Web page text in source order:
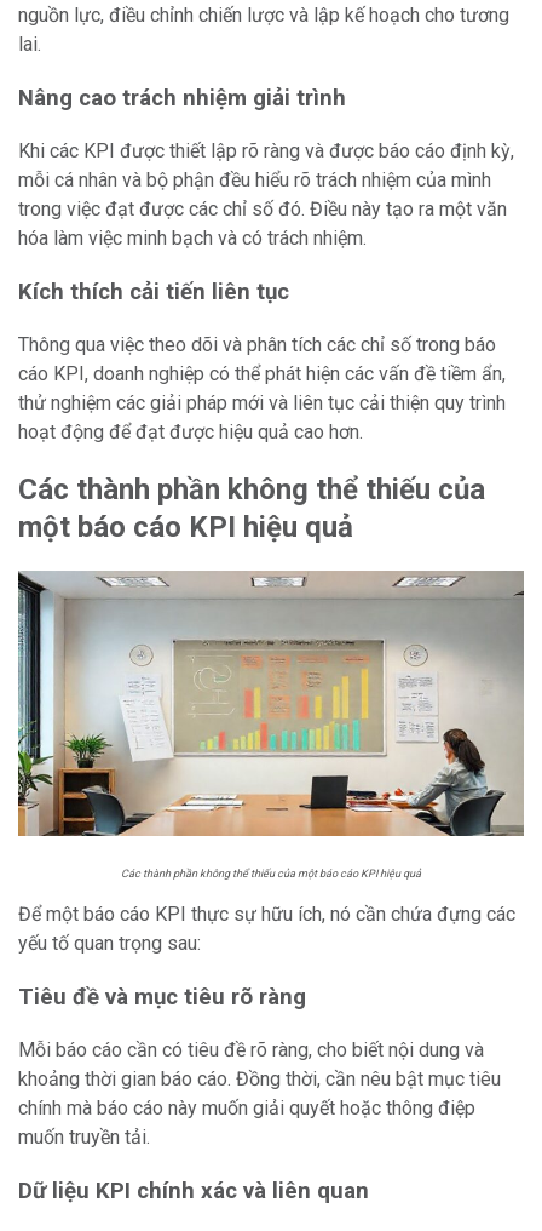
nguồn lực, điều chỉnh chiến lược và lập kế hoạch cho tương
lai.
Nâng cao trách nhiệm giải trình
Khi các KPI được thiết lập rõ ràng và được báo cáo định kỳ,
mỗi cá nhân và bộ phận đều hiểu rõ trách nhiệm của mình
trong việc đạt được các chỉ số đó. Điều này tạo ra một văn
hóa làm việc minh bạch và có trách nhiệm.
Kích thích cải tiến liên tục
Thông qua việc theo dõi và phân tích các chỉ số trong báo
cáo KPI, doanh nghiệp có thể phát hiện các vấn đề tiềm ẩn,
thử nghiệm các giải pháp mới và liên tục cải thiện quy trình
hoạt động để đạt được hiệu quả cao hơn.
Các thành phần không thể thiếu của
một báo cáo KPI hiệu quả
Các thành phần không thể thiếu của một báo cáo KPI hiệu quả
Để một báo cáo KPI thực sự hữu ích, nó cần chứa đựng các
yếu tố quan trọng sau:
Tiêu đề và mục tiêu rõ ràng
Mỗi báo cáo cần có tiêu đề rõ ràng, cho biết nội dung và
khoảng thời gian báo cáo. Đồng thời, cần nêu bật mục tiêu
chính mà báo cáo này muốn giải quyết hoặc thông điệp
muốn truyền tải.
Dữ liệu KPI chính xác và liên quan